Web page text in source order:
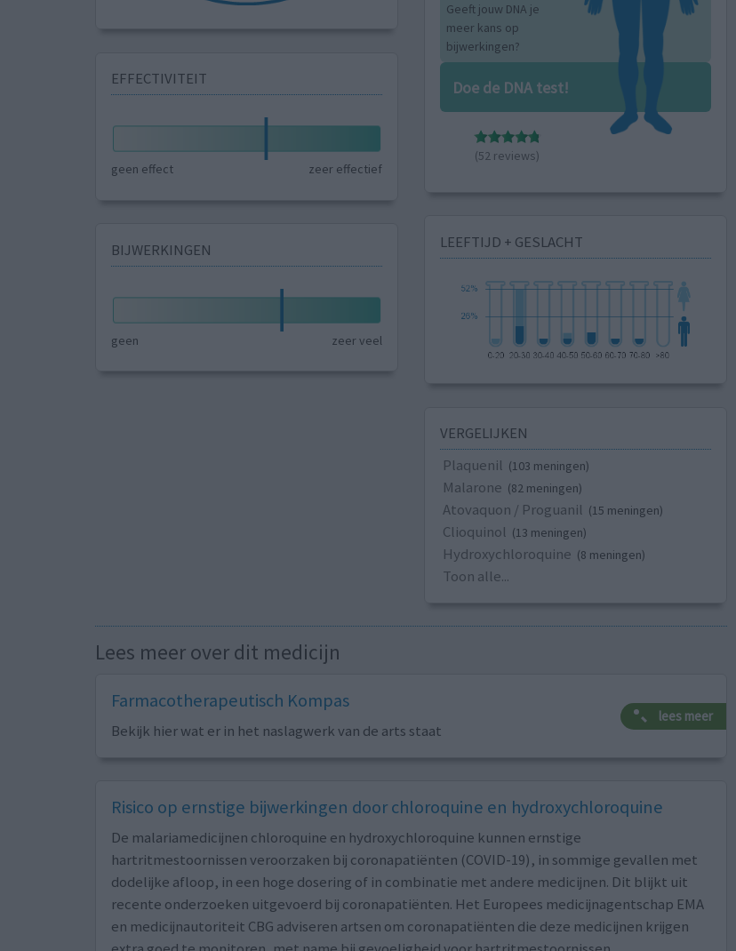
EFFECTIVITEIT
geen effect zeer effectief
BIJWERKINGEN
geen zeer veel
Geeft jouw DNA je
meer kans op
bijwerkingen?
Doe de DNA test!
(52 reviews)
LEEFTIJD + GESLACHT
VERGELIJKEN
Plaquenil (103 meningen)
Malarone (82 meningen)
Atovaquon / Proguanil (15 meningen)
Clioquinol (13 meningen)
Hydroxychloroquine (8 meningen)
Toon alle...
Lees meer over dit medicijn
Farmacotherapeutisch Kompas
Bekijk hier wat er in het naslagwerk van de arts staat
lees meer
Risico op ernstige bijwerkingen door chloroquine en hydroxychloroquine
De malariamedicijnen chloroquine en hydroxychloroquine kunnen ernstige
hartritmestoornissen veroorzaken bij coronapatiënten (COVID-19), in sommige gevallen met
dodelijke afloop, in een hoge dosering of in combinatie met andere medicijnen. Dit blijkt uit
recente onderzoeken uitgevoerd bij coronapatiënten. Het Europees medicijnagentschap EMA
en medicijnautoriteit CBG adviseren artsen om coronapatiënten die deze medicijnen krijgen